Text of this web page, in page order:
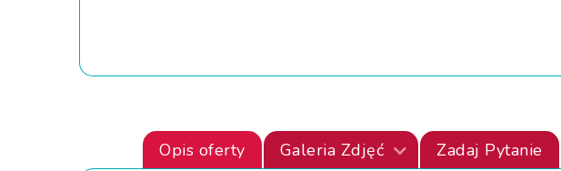
Opis oferty Galeria Zdjęć Zadaj Pytanie